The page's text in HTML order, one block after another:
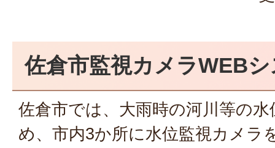
佐倉市監視カメラWEB
佐倉市では、大雨時の河川等の
め、市内3か所に水位監視カメラ